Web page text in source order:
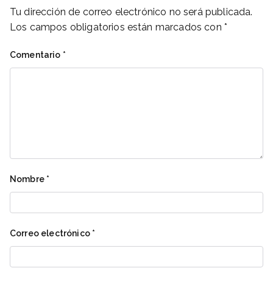
Tu dirección de correo electrónico no será publicada.
Los campos obligatorios están marcados con *
Comentario *
Nombre *
Correo electrónico *